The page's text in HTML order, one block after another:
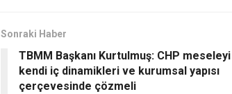
Sonraki Haber
TBMM Başkanı Kurtulmuş: CHP meseleyi
kendi iç dinamikleri ve kurumsal yapısı
çerçevesinde çözmeli